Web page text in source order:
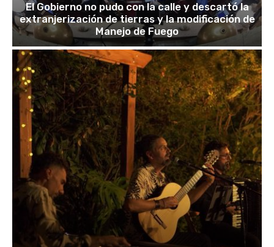
El Gobierno no pudo con la calle y descartó la
extranjerización de tierras y la modificación de
Manejo de Fuego